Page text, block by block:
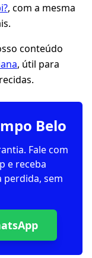
, com a mesma
conteúdo
, útil para
Belo
Fale com
e receba
sem